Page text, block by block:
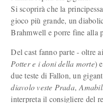
Si scoprirà che la
gioco più grande, un
Brahmwell e porre fine alla
Del cast fanno parte - oltre
Potter e i doni della morte) e
due teste di Fallon, un
diavolo veste Prada,
interpreta il consigliere del